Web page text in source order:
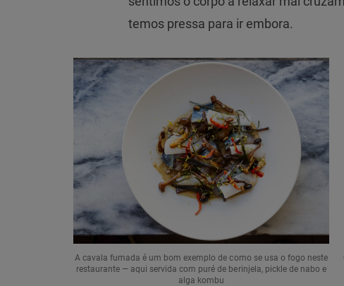
temos pressa para ir embora.
A cavala fumada é um bom exemplo de como se usa o fogo neste
restaurante — aqui servida com puré de berinjela, pickle de nabo e
alga kombu